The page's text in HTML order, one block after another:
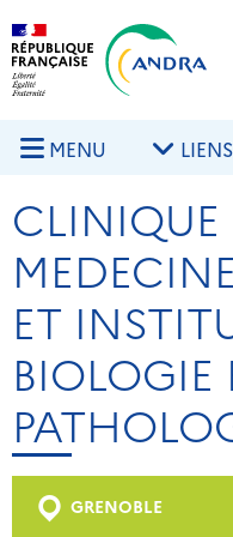
Aller au contenu principal
MENU
CLINIQUE
ET
BIOLOGIE
GRENOBLE